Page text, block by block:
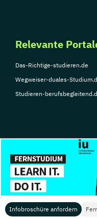
Infobroschüre anfordern
Relevante
Das-Richtige-studieren.de
Wegweiser-duales-
Studieren-
© Copyright 2026, TarGroup
Impressum